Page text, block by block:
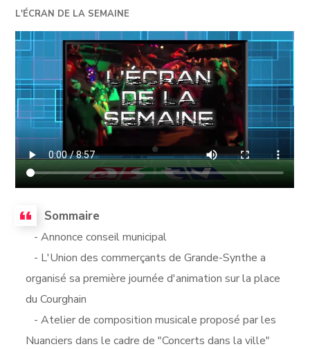
L'ÉCRAN DE LA SEMAINE
Sommaire
- Annonce conseil municipal
- L'Union des commerçants de Grande-Synthe a
organisé sa première journée d'animation sur la place
du Courghain
- Atelier de composition musicale proposé par les
Nuanciers dans le cadre de "Concerts dans la ville"